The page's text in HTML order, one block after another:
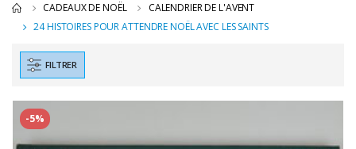
CADEAUX DE NOËL
CALENDRIER DE L'AVENT
24 HISTOIRES POUR ATTENDRE NOËL AVEC LES SAINTS
FILTRER
-5%